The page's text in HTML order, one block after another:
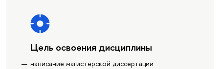
Цель освоения дисциплины
написание магистерской диссертации